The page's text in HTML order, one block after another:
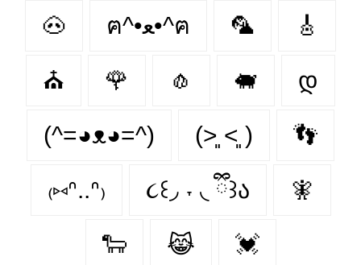
🐽 ฅ^•ﻌ•^ฅ 🦜 🎸
⛪ 🌹 🧄 🐖 დ
(^=◕ᴥ◕=^) (˃͈ ˂͈ ) 👣
₍⑅ᐢ..ᐢ₎ ૮꒰◞ ˕ ◟ ྀི꒱ა 🧚
🐑 😹 💓